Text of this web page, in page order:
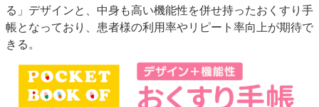
案内
発刊案内
JFPI印刷用語集 印刷機材年鑑
運営
会社案内
購読・購入申し込み
サイトポリシー
お問い合わせ
る」デザインと、中身も高い機能性を併せ持ったおくすり手
帳となっており、患者様の利用率やリピート率向上が期待で
きる。